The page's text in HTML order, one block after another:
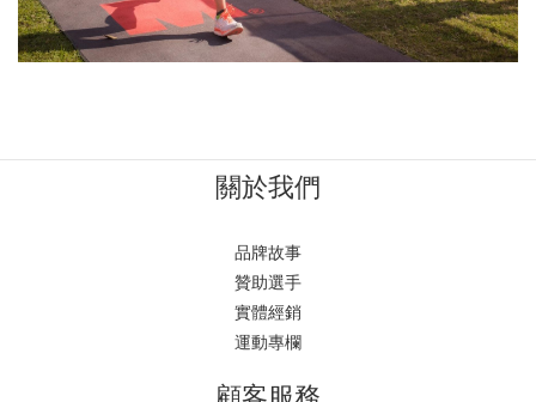
關於我們
品牌故事
贊助選手
實體經銷
運動專欄
顧客服務